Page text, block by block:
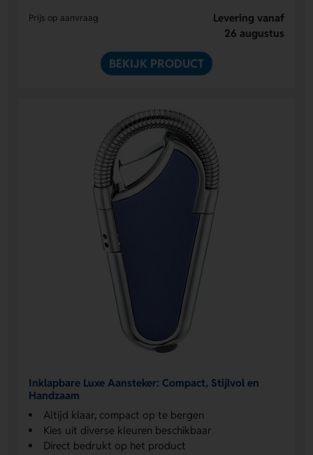
Prijs op aanvraag
Levering vanaf
26 augustus
BEKIJK PRODUCT
Inklapbare Luxe Aansteker: Compact, Stijlvol en
Handzaam
Altijd klaar, compact op te bergen
Kies uit diverse kleuren beschikbaar
Direct bedrukt op het product